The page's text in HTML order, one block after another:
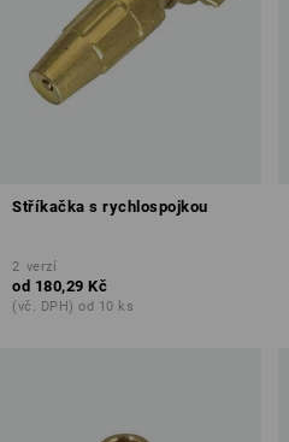
Stříkačka s rychlospojkou
2 verzí
od 180,29 Kč
(vč. DPH) od 10 ks